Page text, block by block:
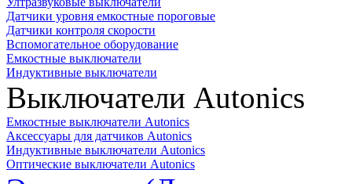
Датчики уровня емкостные пороговые
Датчики контроля скорости
Вспомогательное оборудование
Емкостные выключатели
Индуктивные выключатели
Выключатели Autonics
Емкостные выключатели Autonics
Аксессуары для датчиков Autonics
Индуктивные выключатели Autonics
Оптические выключатели Autonics